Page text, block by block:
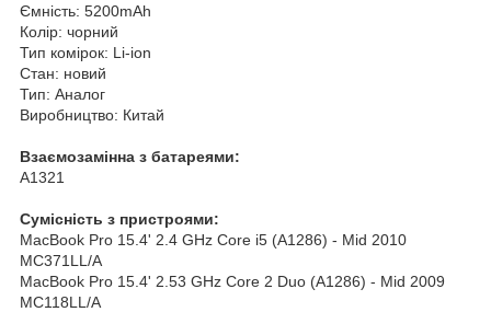
Ємність: 5200mAh
Колір: чорний
Тип комірок: Li-ion
Стан: новий
Тип: Аналог
Виробництво: Китай
Взаємозамінна з батареями:
A1321
Сумісність з пристроями:
MacBook Pro 15.4' 2.4 GHz Core i5 (A1286) - Mid 2010
MC371LL/A
MacBook Pro 15.4' 2.53 GHz Core 2 Duo (A1286) - Mid 2009
MC118LL/A